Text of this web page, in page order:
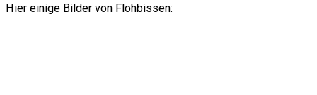
Hier einige Bilder von Flohbissen: